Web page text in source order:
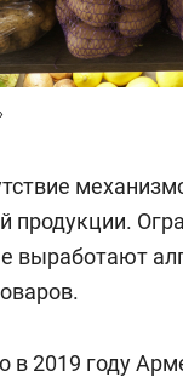
продукции.
выработают
в 2019 году